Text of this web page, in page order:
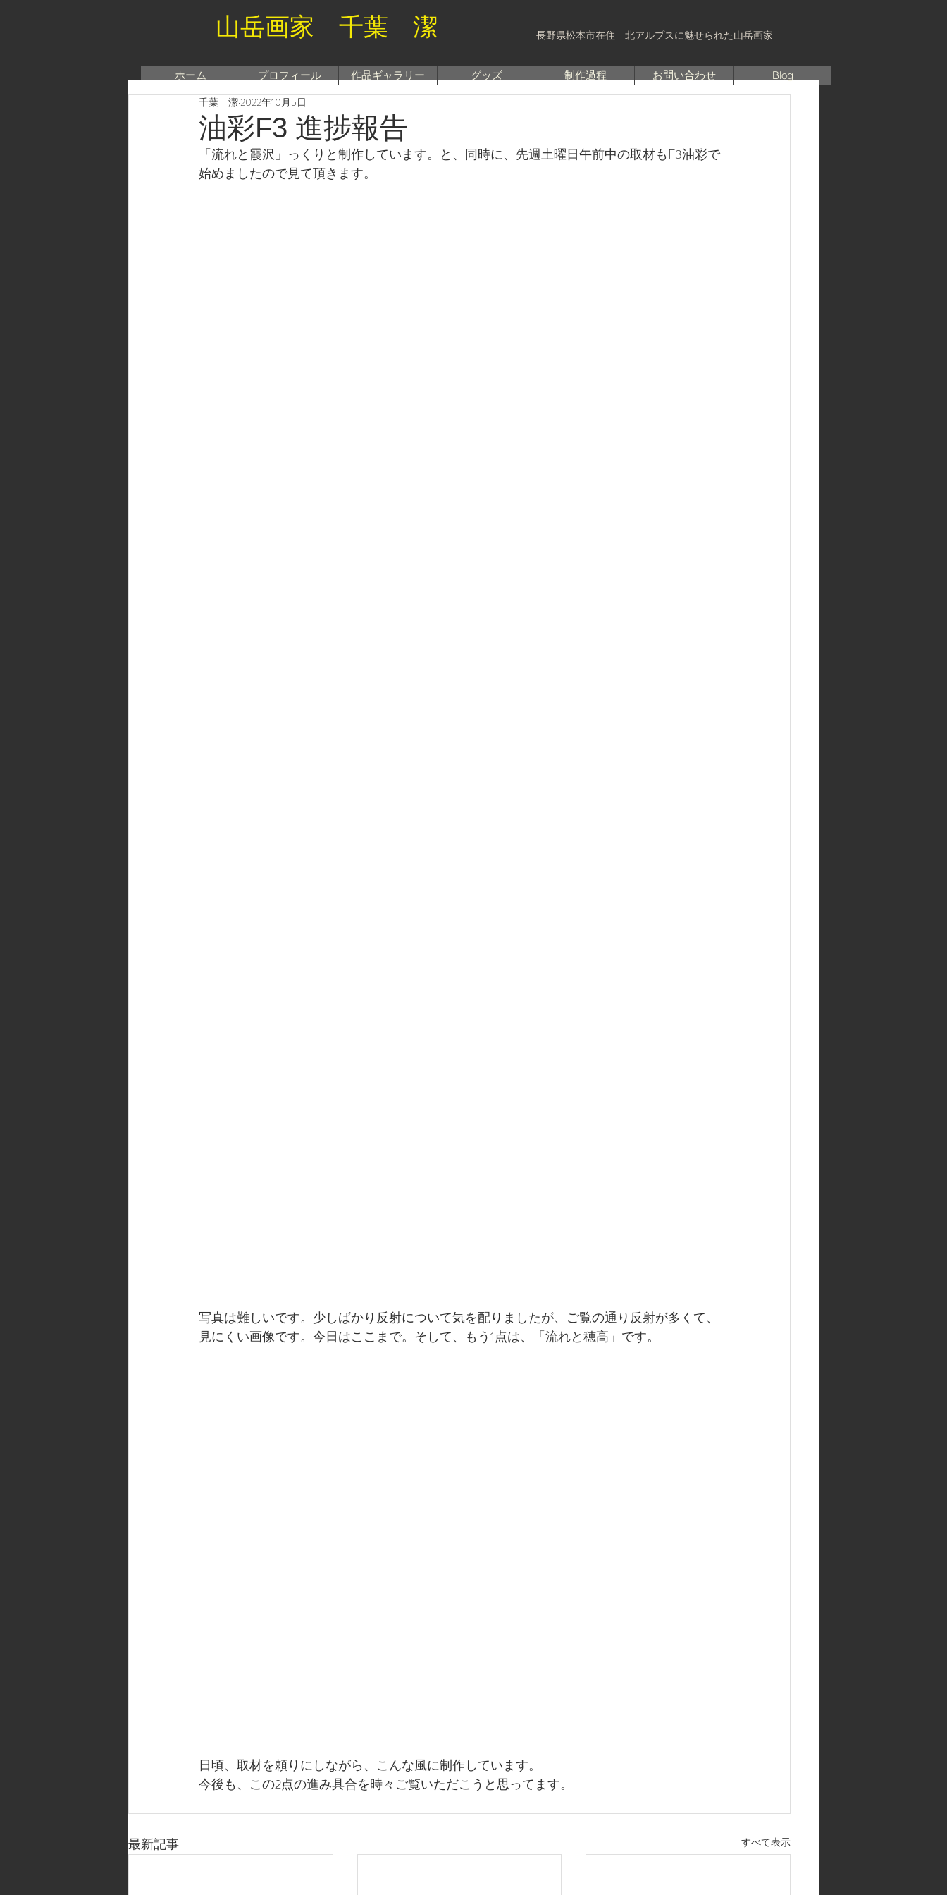
山岳画家 千葉 潔 長野県松本市在住 北アルプスに魅せられた山岳画家
ホーム プロフィール 作品ギャラリー グッズ 制作過程 お問い合わせ Blog
油彩F3 進捗報告
千葉 潔 2022年10月5日
「流れと霞沢」っくりと制作しています。と、同時に、先週土曜日午前中の取材もF3油彩で
始めましたので見て頂きます。
写真は難しいです。少しばかり反射について気を配りましたが、ご覧の通り反射が多くて、
見にくい画像です。今日はここまで。そして、もう1点は、「流れと穂高」です。
日頃、取材を頼りにしながら、こんな風に制作しています。
今後も、この2点の進み具合を時々ご覧いただこうと思ってます。
最新記事 すべて表示